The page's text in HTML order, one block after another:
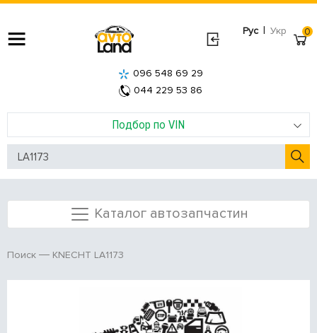
Рус | Укр
Подбор по VIN
096 548 69 29
044 229 53 86
0
Каталог автозапчастин
Поиск KNECHT LA1173